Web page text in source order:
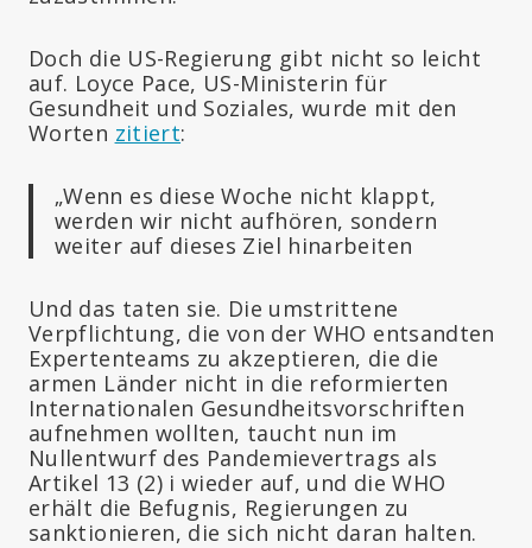
Doch die US-Regierung gibt nicht so leicht
auf. Loyce Pace, US-Ministerin für
Gesundheit und Soziales, wurde mit den
Worten zitiert:
„Wenn es diese Woche nicht klappt,
werden wir nicht aufhören, sondern
weiter auf dieses Ziel hinarbeiten
Und das taten sie. Die umstrittene
Verpflichtung, die von der WHO entsandten
Expertenteams zu akzeptieren, die die
armen Länder nicht in die reformierten
Internationalen Gesundheitsvorschriften
aufnehmen wollten, taucht nun im
Nullentwurf des Pandemievertrags als
Artikel 13 (2) i wieder auf, und die WHO
erhält die Befugnis, Regierungen zu
sanktionieren, die sich nicht daran halten.